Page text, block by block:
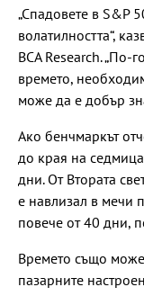
„Спадовете в S&P
волатилността“,
BCA Research.
времето,
може да е добър
Ако бенчмаркът
до края на
дни. От Втората
е навлизал в мечи
повече от 40 дни,
Времето също
пазарните